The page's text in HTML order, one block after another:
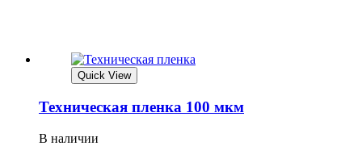
Quick View
Техническая пленка 100 мкм
В наличии